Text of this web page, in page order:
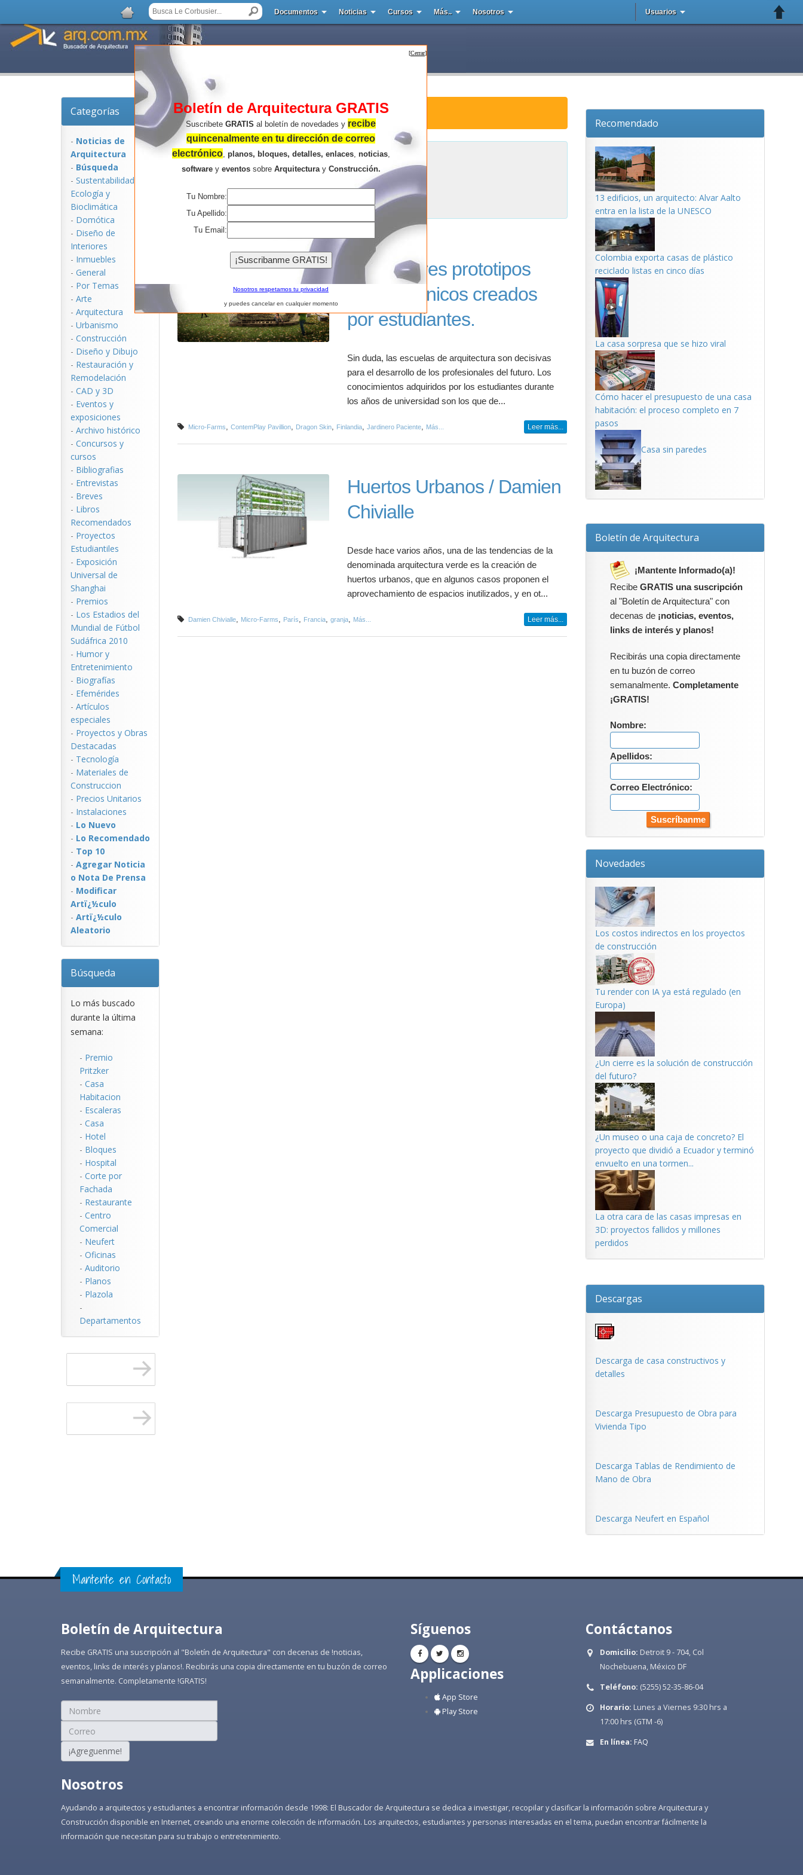
Documentos Noticias Cursos Más.. Nosotros Usuarios
Categorías
- Noticias de
Arquitectura
- Búsqueda
- Sustentabilidad,
Ecologí­a y
Bioclimática
- Domótica
- Diseño de
Interiores
- Inmuebles
- General
- Por Temas
- Arte
- Arquitectura
- Urbanismo
- Construcción
- Diseño y Dibujo
- Restauración y
Remodelación
- CAD y 3D
- Eventos y
exposiciones
- Archivo histórico
- Concursos y
cursos
- Bibliografias
- Entrevistas
- Breves
- Libros
Recomendados
- Proyectos
Estudiantiles
- Exposición
Universal de
Shanghai
- Premios
- Los Estadios del
Mundial de Fútbol
Sudáfrica 2010
- Humor y
Entretenimiento
- Biografías
- Efemérides
- Artículos
especiales
- Proyectos y Obras
Destacadas
- Tecnología
- Materiales de
Construccion
- Precios Unitarios
- Instalaciones
- Lo Nuevo
- Lo Recomendado
- Top 10
- Agregar Noticia
o Nota De Prensa
- Modificar
Artï¿½culo
- Artï¿½culo
Aleatorio
Búsqueda
Lo más buscado
durante la última
semana:
- Premio
Pritzker
- Casa
Habitacion
- Escaleras
- Casa
- Hotel
- Bloques
- Hospital
- Corte por
Fachada
- Restaurante
- Centro
Comercial
- Neufert
- Oficinas
- Auditorio
- Planos
- Plazola
-
Departamentos
Noticias de Arquitectura : Micro-Farms
Micro-Farms
Resultados de la búsqueda .
Innovadores prototipos
arquitectónicos creados
por estudiantes.
Sin duda, las escuelas de arquitectura son decisivas
para el desarrollo de los profesionales del futuro. Los
conocimientos adquiridos por los estudiantes durante
los años de universidad son los que de...
Micro-Farms, ContemPlay Pavillion, Dragon Skin, Finlandia, Jardinero Paciente, Más... Leer más...
Huertos Urbanos / Damien
Chivialle
Desde hace varios años, una de las tendencias de la
denominada arquitectura verde es la creación de
huertos urbanos, que en algunos casos proponen el
aprovechamiento de espacios inutilizados, y en ot...
Damien Chivialle, Micro-Farms, París, Francia, granja, Más... Leer más...
Recomendado
13 edificios, un arquitecto: Alvar Aalto
entra en la lista de la UNESCO
Colombia exporta casas de plástico
reciclado listas en cinco días
La casa sorpresa que se hizo viral
Cómo hacer el presupuesto de una casa
habitación: el proceso completo en 7
pasos
Casa sin paredes
Boletín de Arquitectura
¡Mantente Informado(a)!
Recibe GRATIS una suscripción
al "Boletín de Arquitectura" con
decenas de ¡noticias, eventos,
links de interés y planos!
Recibirás una copia directamente
en tu buzón de correo
semanalmente. Completamente
¡GRATIS!
Nombre:
Apellidos:
Correo Electrónico:
Novedades
Los costos indirectos en los proyectos
de construcción
Tu render con IA ya está regulado (en
Europa)
¿Un cierre es la solución de construcción
del futuro?
¿Un museo o una caja de concreto? El
proyecto que dividió a Ecuador y terminó
envuelto en una tormen...
La otra cara de las casas impresas en
3D: proyectos fallidos y millones
perdidos
Descargas
Descarga de casa constructivos y
detalles
Descarga Presupuesto de Obra para
Vivienda Tipo
Descarga Tablas de Rendimiento de
Mano de Obra
Descarga Neufert en Español
Mantente en Contacto
Boletín de Arquitectura
Recibe GRATIS una suscripción al "Boletín de Arquitectura" con decenas de !noticias,
eventos, links de interés y planos!. Recibirás una copia directamente en tu buzón de correo
semanalmente. Completamente !GRATIS!
¡Agreguenme!
Síguenos
Applicaciones
App Store
Play Store
Contáctanos
Domicilio: Detroit 9 - 704, Col
Nochebuena, México DF
Teléfono: (5255) 52-35-86-04
Horario: Lunes a Viernes 9:30 hrs a
17:00 hrs (GTM -6)
En línea: FAQ
Nosotros
Ayudando a arquitectos y estudiantes a encontrar información desde 1998: El Buscador de Arquitectura se dedica a investigar, recopilar y clasificar la información sobre Arquitectura y
Construcción disponible en Internet, creando una enorme colección de información. Los arquitectos, estudiantes y personas interesadas en el tema, puedan encontrar fácilmente la
información que necesitan para su trabajo o entretenimiento.
[Cerrar]
Boletín de Arquitectura GRATIS
Suscribete GRATIS al boletín de novedades y recibe
quincenalmente en tu dirección de correo
electrónico, planos, bloques, detalles, enlaces, noticias,
softwarey eventossobre Arquitecturay Construcción.
Tu Nombre:
Tu Apellido:
Tu Email:
Nosotros respetamos tu privacidad
y puedes cancelar en cualquier momento